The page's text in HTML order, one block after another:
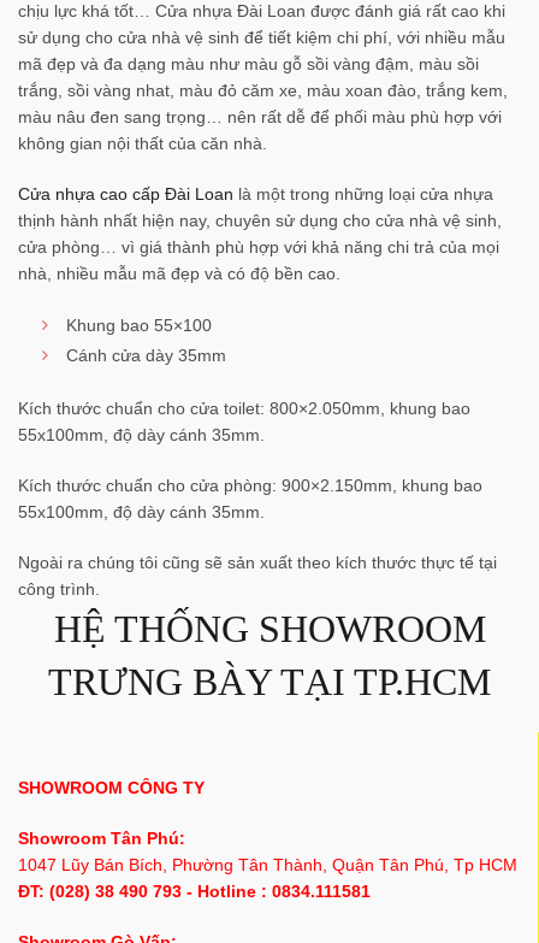
chịu lực khá tốt… Cửa nhựa Đài Loan được đánh giá rất cao khi
sử dụng cho cửa nhà vệ sinh để tiết kiệm chi phí, với nhiều mẫu
mã đẹp và đa dạng màu như màu gỗ sồi vàng đậm, màu sồi
trắng, sồi vàng nhat, màu đỏ căm xe, màu xoan đào, trắng kem,
màu nâu đen sang trọng… nên rất dễ để phối màu phù hợp với
không gian nội thất của căn nhà.
Cửa nhựa cao cấp Đài Loan là một trong những loại cửa nhựa
thịnh hành nhất hiện nay, chuyên sử dụng cho cửa nhà vệ sinh,
cửa phòng… vì giá thành phù hợp với khả năng chi trả của mọi
nhà, nhiều mẫu mã đẹp và có độ bền cao.
Khung bao 55×100
Cánh cửa dày 35mm
Kích thước chuẩn cho cửa toilet: 800×2.050mm, khung bao
55x100mm, độ dày cánh 35mm.
Kích thước chuẩn cho cửa phòng: 900×2.150mm, khung bao
55x100mm, độ dày cánh 35mm.
Ngoài ra chúng tôi cũng sẽ sản xuất theo kích thước thực tế tại
công trình.
HỆ THỐNG SHOWROOM
TRƯNG BÀY TẠI TP.HCM
SHOWROOM CÔNG TY
Showroom Tân Phú:
1047 Lũy Bán Bích, Phường Tân Thành, Quận Tân Phú, Tp HCM
ĐT: (028) 38 490 793 - Hotline : 0834.111581